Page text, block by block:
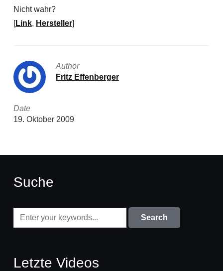
Nicht wahr?
[Link, Hersteller]
Author
Fritz Effenberger
Date
19. Oktober 2009
Suche
Letzte Videos